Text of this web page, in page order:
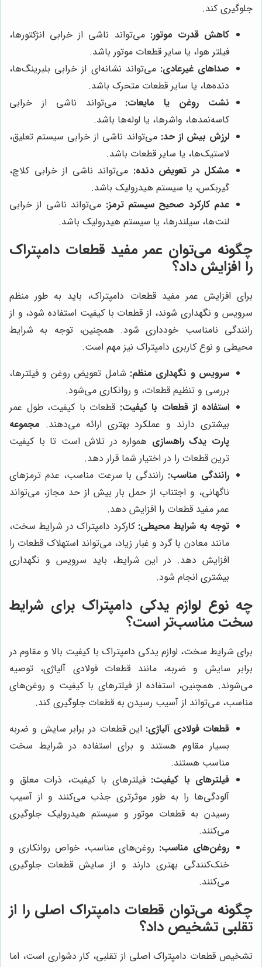
جلوگیری کند.
کاهش قدرت موتور: می‌تواند ناشی از خرابی انژکتورها،
فیلتر هوا، یا سایر قطعات موتور باشد.
صداهای غیرعادی: می‌تواند نشانه‌ای از خرابی بلبرینگ‌ها،
دنده‌ها، یا سایر قطعات متحرک باشد.
نشت روغن یا مایعات: می‌تواند ناشی از خرابی
کاسه‌نمدها، واشرها، یا لوله‌ها باشد.
لرزش بیش از حد: می‌تواند ناشی از خرابی سیستم تعلیق،
لاستیک‌ها، یا سایر قطعات باشد.
مشکل در تعویض دنده: می‌تواند ناشی از خرابی کلاچ،
گیربکس، یا سیستم هیدرولیک باشد.
عدم کارکرد صحیح سیستم ترمز: می‌تواند ناشی از خرابی
لنت‌ها، سیلندرها، یا سیستم هیدرولیک باشد.
چگونه می‌توان عمر مفید قطعات دامپتراک
را افزایش داد؟
برای افزایش عمر مفید قطعات دامپتراک، باید به طور منظم
سرویس و نگهداری شوند، از قطعات با کیفیت استفاده شود، و از
رانندگی نامناسب خودداری شود. همچنین، توجه به شرایط
محیطی و نوع کاربری دامپتراک نیز مهم است.
سرویس و نگهداری منظم: شامل تعویض روغن و فیلترها،
بررسی و تنظیم قطعات، و روانکاری می‌شود.
استفاده از قطعات با کیفیت: قطعات با کیفیت، طول عمر
بیشتری دارند و عملکرد بهتری ارائه می‌دهند. مجموعه
پارت یدک راهسازی همواره در تلاش است تا با کیفیت
ترین قطعات را در اختیار شما قرار دهد.
رانندگی مناسب: رانندگی با سرعت مناسب، عدم ترمزهای
ناگهانی، و اجتناب از حمل بار بیش از حد مجاز، می‌تواند
عمر مفید قطعات را افزایش دهد.
توجه به شرایط محیطی: کارکرد دامپتراک در شرایط سخت،
مانند معادن با گرد و غبار زیاد، می‌تواند استهلاک قطعات را
افزایش دهد. در این شرایط، باید سرویس و نگهداری
بیشتری انجام شود.
چه نوع لوازم یدکی دامپتراک برای شرایط
سخت مناسب‌تر است؟
برای شرایط سخت، لوازم یدکی دامپتراک با کیفیت بالا و مقاوم در
برابر سایش و ضربه، مانند قطعات فولادی آلیاژی، توصیه
می‌شوند. همچنین، استفاده از فیلترهای با کیفیت و روغن‌های
مناسب، می‌تواند از آسیب رسیدن به قطعات جلوگیری کند.
قطعات فولادی آلیاژی: این قطعات در برابر سایش و ضربه
بسیار مقاوم هستند و برای استفاده در شرایط سخت
مناسب هستند.
فیلترهای با کیفیت: فیلترهای با کیفیت، ذرات معلق و
آلودگی‌ها را به طور موثرتری جذب می‌کنند و از آسیب
رسیدن به قطعات موتور و سیستم هیدرولیک جلوگیری
می‌کنند.
روغن‌های مناسب: روغن‌های مناسب، خواص روانکاری و
خنک‌کنندگی بهتری دارند و از سایش قطعات جلوگیری
می‌کنند.
چگونه می‌توان قطعات دامپتراک اصلی را از
تقلبی تشخیص داد؟
تشخیص قطعات دامپتراک اصلی از تقلبی، کار دشواری است، اما